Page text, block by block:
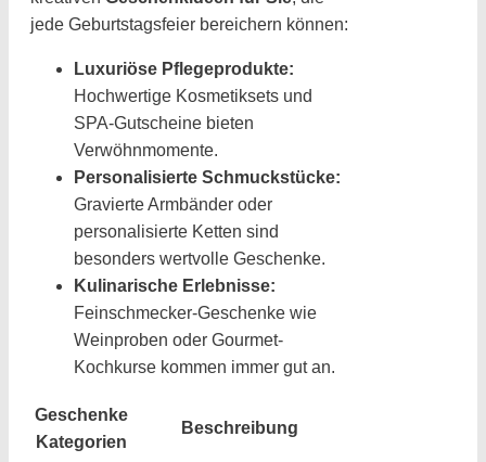
jede Geburtstagsfeier bereichern können:
Luxuriöse Pflegeprodukte:
Hochwertige Kosmetiksets und
SPA-Gutscheine bieten
Verwöhnmomente.
Personalisierte Schmuckstücke:
Gravierte Armbänder oder
personalisierte Ketten sind
besonders wertvolle Geschenke.
Kulinarische Erlebnisse:
Feinschmecker-Geschenke wie
Weinproben oder Gourmet-
Kochkurse kommen immer gut an.
Geschenke
Kategorien
Beschreibung